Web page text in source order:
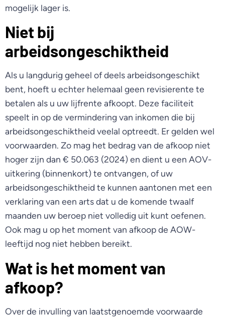
mogelijk lager is.
Niet bij
arbeidsongeschiktheid
Als u langdurig geheel of deels arbeidsongeschikt
bent, hoeft u echter helemaal geen revisierente te
betalen als u uw lijfrente afkoopt. Deze faciliteit
speelt in op de vermindering van inkomen die bij
arbeidsongeschiktheid veelal optreedt. Er gelden wel
voorwaarden. Zo mag het bedrag van de afkoop niet
hoger zijn dan € 50.063 (2024) en dient u een AOV-
uitkering (binnenkort) te ontvangen, of uw
arbeidsongeschiktheid te kunnen aantonen met een
verklaring van een arts dat u de komende twaalf
maanden uw beroep niet volledig uit kunt oefenen.
Ook mag u op het moment van afkoop de AOW-
leeftijd nog niet hebben bereikt.
Wat is het moment van
afkoop?
Over de invulling van laatstgenoemde voorwaarde